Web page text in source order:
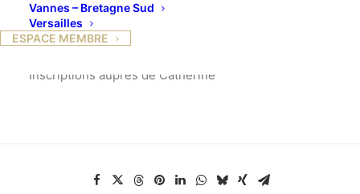
Vannes – Bretagne Sud
Versailles
ESPACE MEMBRE
Balade dans le Vercors, de Bois Barbu jusqu’à
Malaterre.
Inscriptions auprès de Catherine